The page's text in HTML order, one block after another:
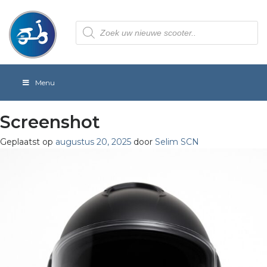
Producten
zoeken
Menu
Screenshot
Geplaatst op augustus 20, 2025 door Selim SCN